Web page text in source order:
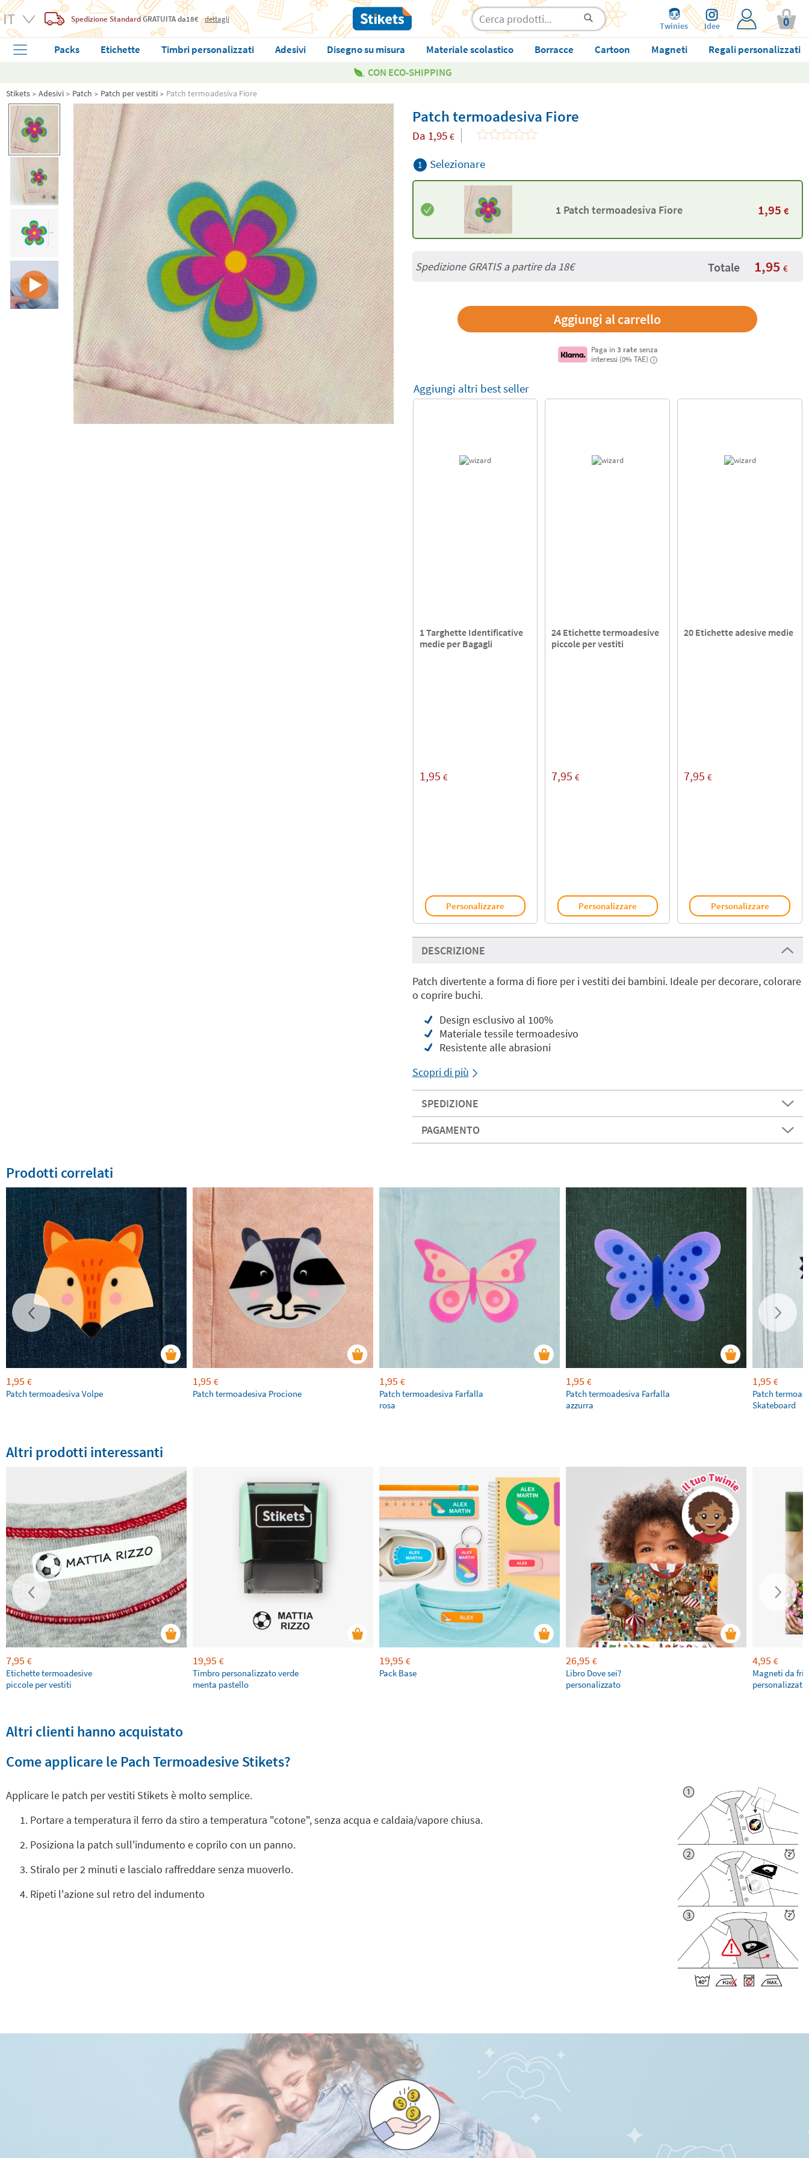
Spedizione StandardGRATUITAda18€ dettagli
Twinies Idee 0
Packs Etichette Timbri personalizzati Adesivi Disegno su misura Materiale scolastico Borracce Cartoon Magneti
Regali personalizzati
CON ECO-SHIPPING
Stikets Adesivi Patch Patch per vestiti Patch termoadesiva Fiore
Patch termoadesiva Fiore
Da 1,95 €
1 Selezionare
1 Patch termoadesiva Fiore 1,95 €
Spedizione GRATIS a partire da18€ Totale 1,95 €
Paga in 3 rate senza
interessi (0% TAE)
i
Aggiungi altri best seller
1 Targhette Identificative
medie per Bagagli
1,95 €
Personalizzare
24 Etichette termoadesive
piccole per vestiti
7,95 €
Personalizzare
20 Etichette adesive medie
7,95 €
Personalizzare
DESCRIZIONE
Patch divertente a forma di fiore per i vestiti dei bambini. Ideale per decorare, colorare
o coprire buchi.
Design esclusivo al 100%
Materiale tessile termoadesivo
Resistente alle abrasioni
Scopri di più
SPEDIZIONE
PAGAMENTO
Prodotti correlati
1,95 €
Patch termoadesiva Volpe
1,95 €
Patch termoadesiva Procione
1,95 €
Patch termoadesiva Farfalla
rosa
1,95 €
Patch termoadesiva Farfalla
azzurra
1,95 €
Patch
Skateboard
Altri prodotti interessanti
7,95 €
Etichette termoadesive
piccole per vestiti
19,95 €
Timbro personalizzato verde
menta pastello
19,95 €
Pack Base
26,95 €
Libro Dove sei?
personalizzato
4,95 €
Magneti da
personalizzati
Altri clienti hanno acquistato
Come applicare le Pach Termoadesive Stikets?
Applicare le patch per vestiti Stikets è molto semplice.
Portare a temperatura il ferro da stiro a temperatura "cotone", senza acqua e caldaia/vapore chiusa.
Posiziona la patch sull'indumento e coprilo con un panno.
Stiralo per 2 minuti e lascialo raffreddare senza muoverlo.
Ripeti l'azione sul retro del indumento